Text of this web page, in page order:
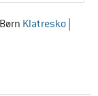
Klatresko